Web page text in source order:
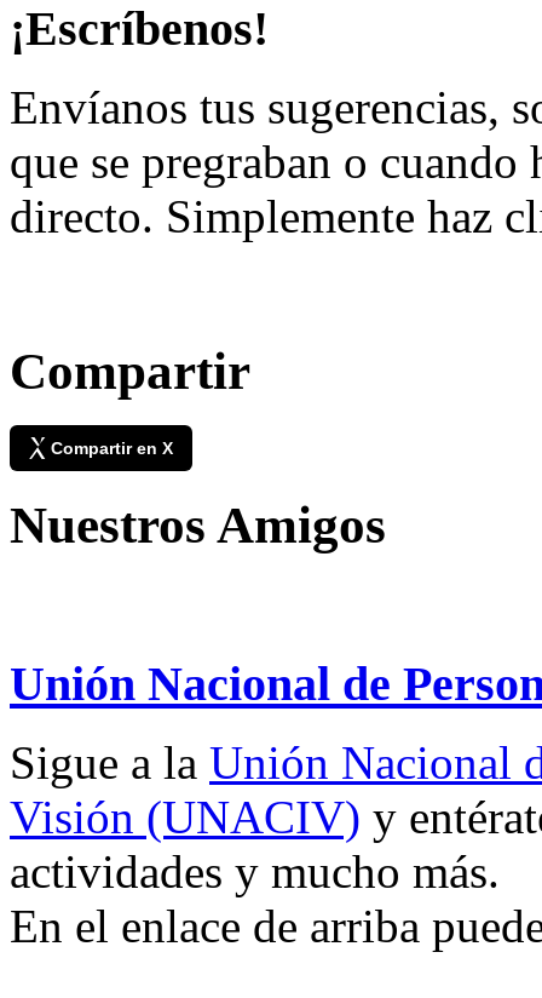
¡Escríbenos!
Envíanos tus sugerencias,
que se pregraban o
directo. Simplemente haz
Compartir
Compartir en X
Nuestros Amigos
Unión Nacional de
Sigue a la Unión Nacional
Visión (UNACIV) y
actividades y mucho más.
En el enlace de arriba